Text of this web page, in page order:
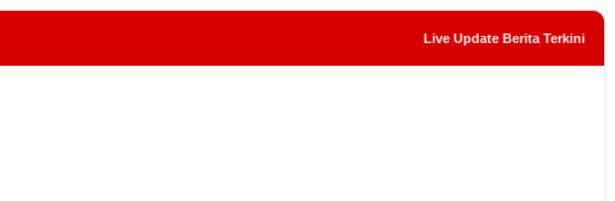
Live Update Berita Terkini